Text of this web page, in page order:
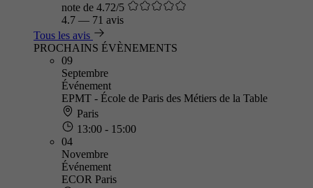
note de 4.72/5
4.7 — 71 avis
Tous les avis
PROCHAINS ÉVÈNEMENTS
09
Septembre
Événement
EPMT - École de Paris des Métiers de la Table
Paris
13:00 - 15:00
04
Novembre
Événement
ECOR Paris